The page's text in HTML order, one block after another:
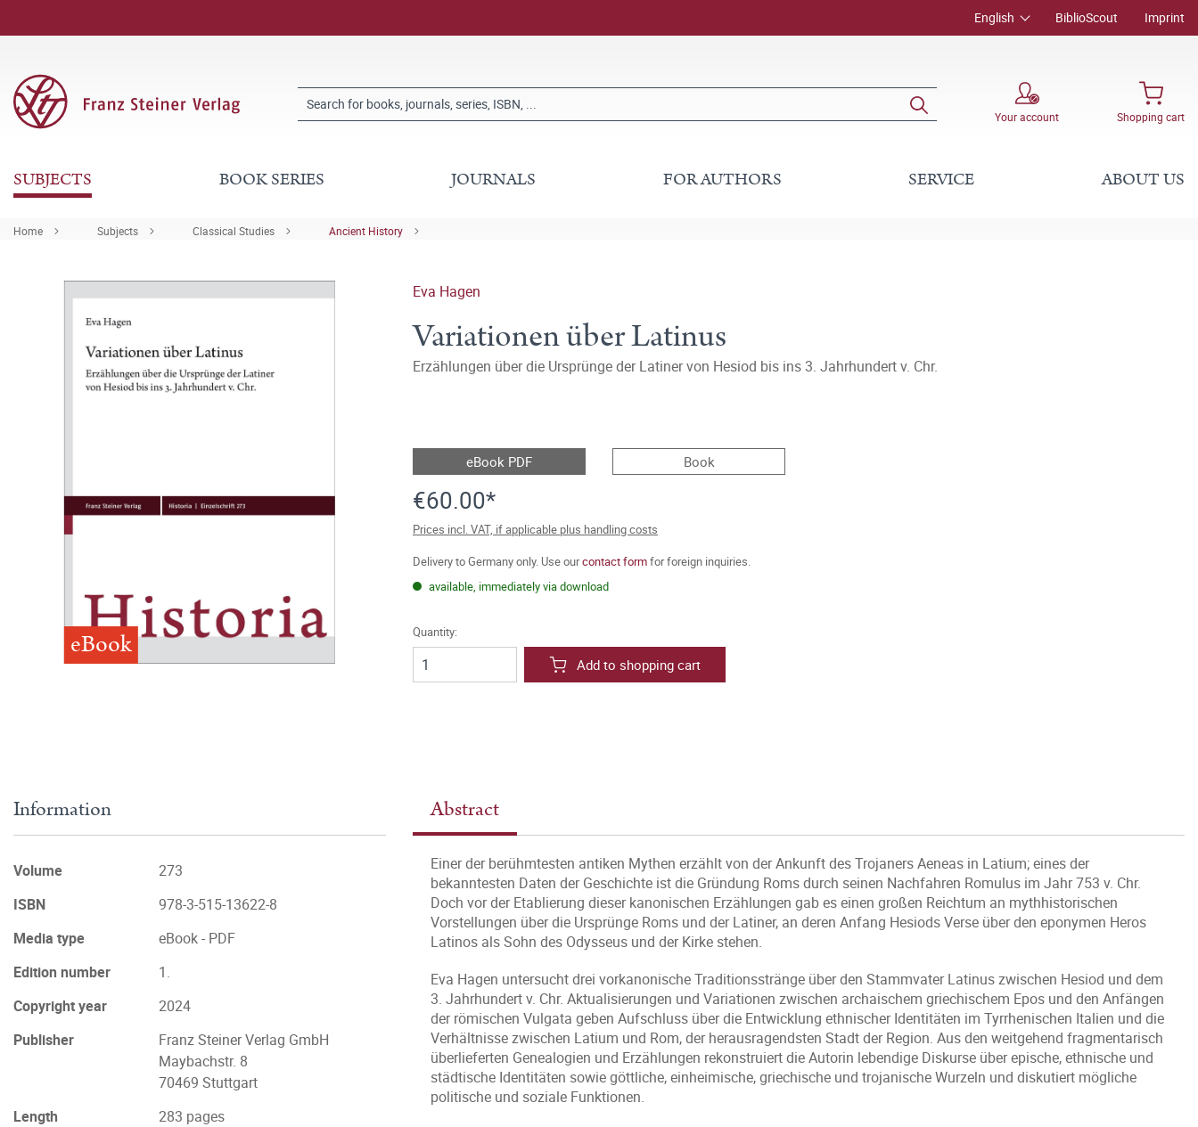
English BiblioScout Imprint
Your account Shopping cart
SUBJECTS BOOK SERIES JOURNALS FOR AUTHORS SERVICE ABOUT US
Home Subjects Classical Studies Ancient History
eBook
Eva Hagen
Variationen über Latinus
Erzählungen über die Ursprünge der Latiner von Hesiod bis ins 3. Jahrhundert v. Chr.
eBook PDF Book
€60.00*
Prices incl. VAT, if applicable plus handling costs
Delivery to Germany only. Use ourcontact formfor foreign inquiries.
available, immediately via download
Quantity:
Add to shopping cart
Abstract
Einer der berühmtesten antiken Mythen erzählt von der Ankunft des Trojaners Aeneas in Latium; eines der
bekanntesten Daten der Geschichte ist die Gründung Roms durch seinen Nachfahren Romulus im Jahr 753 v. Chr.
Doch vor der Etablierung dieser kanonischen Erzählungen gab es einen großen Reichtum an mythhistorischen
Vorstellungen über die Ursprünge Roms und der Latiner, an deren Anfang Hesiods Verse über den eponymen Heros
Latinos als Sohn des Odysseus und der Kirke stehen.
Eva Hagen untersucht drei vorkanonische Traditionsstränge über den Stammvater Latinus zwischen Hesiod und dem
3. Jahrhundert v. Chr. Aktualisierungen und Variationen zwischen archaischem griechischem Epos und den Anfängen
der römischen Vulgata geben Aufschluss über die Entwicklung ethnischer Identitäten im Tyrrhenischen Italien und die
Verhältnisse zwischen Latium und Rom, der herausragendsten Stadt der Region. Aus den weitgehend fragmentarisch
überlieferten Genealogien und Erzählungen rekonstruiert die Autorin lebendige Diskurse über epische, ethnische und
städtische Identitäten sowie göttliche, einheimische, griechische und trojanische Wurzeln und diskutiert mögliche
politische und soziale Funktionen.
Information
Volume
273
ISBN
978-3-515-13622-8
Media type
eBook - PDF
Edition number
1.
Copyright year
2024
Publisher
Franz Steiner Verlag GmbH
Maybachstr. 8
70469 Stuttgart
Length
283 pages